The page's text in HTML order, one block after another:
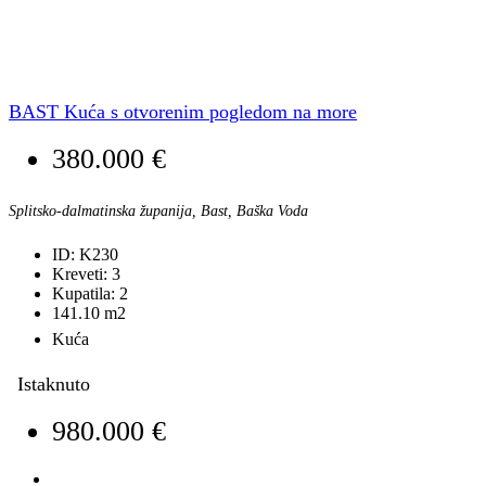
BAST Kuća s otvorenim pogledom na more
380.000 €
Splitsko-dalmatinska županija, Bast, Baška Voda
ID: K230
Kreveti: 3
Kupatila: 2
141.10 m2
Kuća
Istaknuto
980.000 €